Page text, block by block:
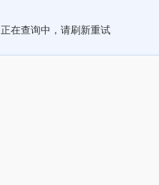
正在查询中，请刷新重试